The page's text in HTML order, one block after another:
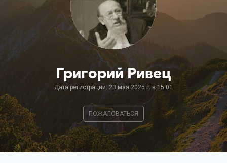
Григорий Ривец
Дата регистрации: 23 мая 2025 г. в 15:01
ПОЖАЛОВАТЬСЯ